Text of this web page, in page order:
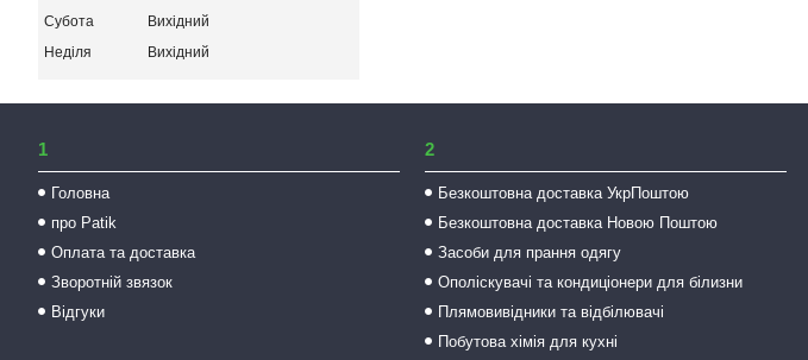
Субота
Вихідний
Неділя
Вихідний
1
Головна
про Patik
Оплата та доставка
Зворотній звязок
Відгуки
2
Безкоштовна доставка УкрПоштою
Безкоштовна доставка Новою Поштою
Засоби для прання одягу
Ополіскувачі та кондиціонери для білизни
Плямовивідники та відбілювачі
Побутова хімія для кухні